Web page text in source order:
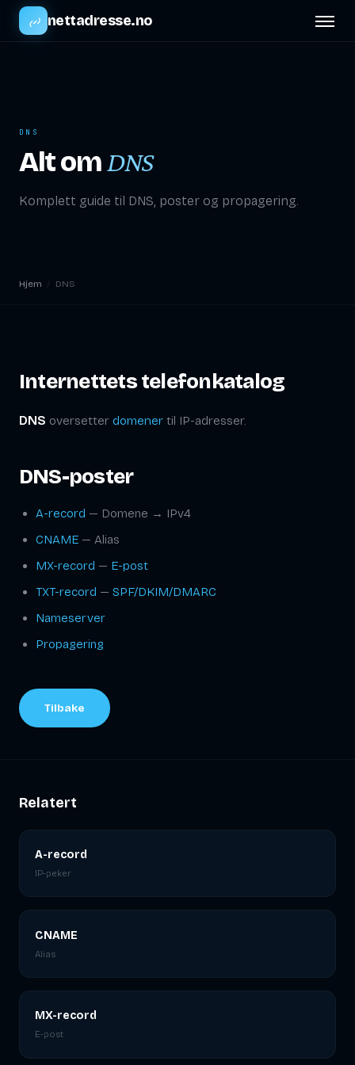
nettadresse.no
DNS
Alt omDNS
Komplett guide til DNS, poster og propagering.
Hjem DNS
Internettets telefonkatalog
DNS oversetter domener til IP-adresser.
DNS-poster
A-record — Domene → IPv4
CNAME— Alias
MX-record — E-post
TXT-record — SPF/DKIM/DMARC
Nameserver
Propagering
Tilbake
Relatert
A-record
IP-peker
CNAME
Alias
MX-record
E-post